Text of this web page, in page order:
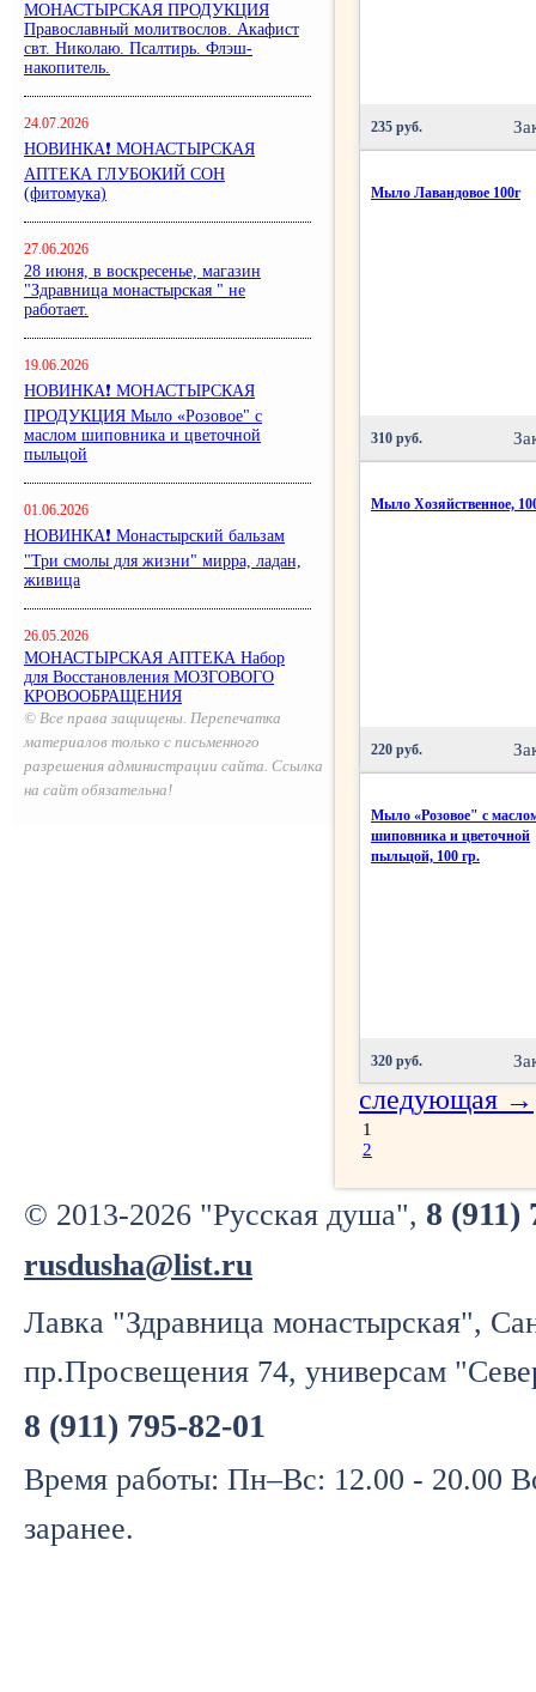
МОНАСТЫРСКАЯ ПРОДУКЦИЯ
Православный молитвослов. Акафист
свт. Николаю. Псалтирь. Флэш-
накопитель.
24.07.2026
НОВИНКА❗ МОНАСТЫРСКАЯ
АПТЕКА ГЛУБОКИЙ СОН
(фитомука)
27.06.2026
28 июня, в воскресенье, магазин
"Здравница монастырская " не
работает.
19.06.2026
НОВИНКА❗ МОНАСТЫРСКАЯ
ПРОДУКЦИЯ Мыло «Розовое" с
маслом шиповника и цветочной
пыльцой
01.06.2026
НОВИНКА❗ Монастырский бальзам
"Три смолы для жизни" мирра, ладан,
живица
26.05.2026
МОНАСТЫРСКАЯ АПТЕКА Набор
для Восстановления МОЗГОВОГО
КРОВООБРАЩЕНИЯ
235 руб.
Мыло Лавандовое 100г
310 руб.
Мыло Хозяйственное,
220 руб.
Мыло «Розовое" с
шиповника и цветочной
пыльцой, 100 гр.
320 руб.
следующая →
1
2
© 2013-2026 "Русская душа", 8 (911)
rusdusha@list.ru
Лавка "Здравница монастырская",
пр.Просвещения 74, универсам
8 (911) 795-82-01
Время работы: Пн–Вс: 12.00 - 20.00
заранее.
© Все права защищены. Перепечатка
материалов только с письменного
разрешения администрации сайта. Ссылка
на сайт обязательна!